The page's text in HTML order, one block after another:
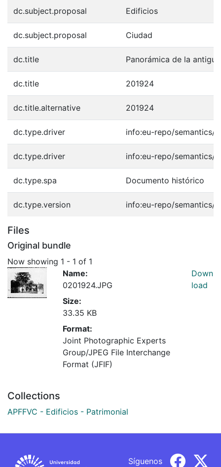
dc.subject.proposal Edificios
dc.subject.proposal Ciudad
dc.title Panorámica de la
dc.title 201924
dc.title.alternative 201924
dc.type.driver info:eu-repo/semantics/
dc.type.driver info:eu-repo/semantics/
dc.type.spa Documento histórico
dc.type.version info:eu-repo/semantics/
Files
Original bundle
Now showing 1 - 1 of 1
Name:
0201924.JPG
Size:
33.35 KB
Format:
Joint Photographic Experts
Group/JPEG File Interchange
Format (JFIF)
Down
load
Collections
APFFVC - Edificios - Patrimonial
Síguenos